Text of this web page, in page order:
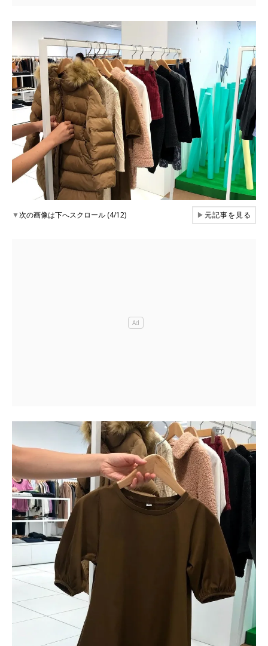
▼次の画像は下へスクロール (4/12) ▶元記事を見る